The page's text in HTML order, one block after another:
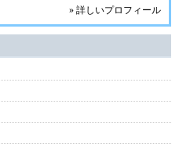
» 詳しいプロフィール